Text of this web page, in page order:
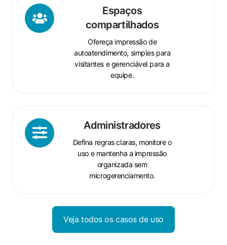
Espaços
compartilhados
Ofereça impressão de
autoatendimento, simples para
visitantes e gerenciável para a
equipe.
Espaços
compartilhados
Administradores
Defina regras claras, monitore o
uso e mantenha a impressão
organizada sem
microgerenciamento.
Administradores
Veja todos os casos de uso